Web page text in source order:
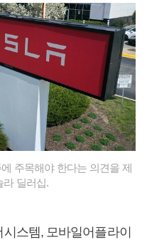
주목해야 한다는 의견을 제
라 딜러십.
스템, 모바일어플라이